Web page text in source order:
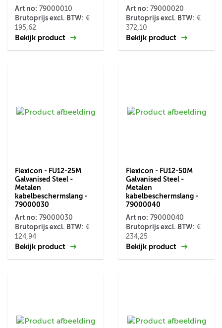
Art no: 79000010
Brutoprijs excl. BTW: €
195,62
Bekijk product
Art no: 79000020
Brutoprijs excl. BTW: €
372,10
Bekijk product
Flexicon - FU12-25M
Galvanised Steel -
Metalen
kabelbeschermslang -
79000030
Art no: 79000030
Brutoprijs excl. BTW: €
124,94
Bekijk product
Flexicon - FU12-50M
Galvanised Steel -
Metalen
kabelbeschermslang -
79000040
Art no: 79000040
Brutoprijs excl. BTW: €
234,25
Bekijk product